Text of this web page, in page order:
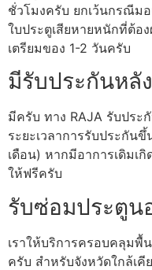
ชั่วโมงครับ ยกเว้นกรณีม
ใบประตูเสียหายหนักที่ต้อ
เตรียมของ 1-2 วันครับ
มีรับประกันหลั
มีครับ ทาง RAJA รับประ
ระยะเวลาการรับประกัน
เดือน) หากมีอาการเดิมเ
ให้ฟรีครับ
รับซ่อมประตูน
เราให้บริการครอบคลุม
ครับ สำหรับจังหวัดใกล้เ